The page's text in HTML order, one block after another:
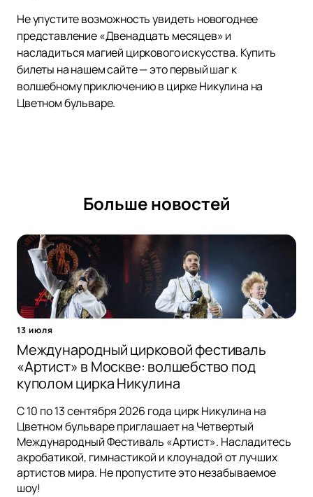
Не упустите возможность увидеть новогоднее
представление «Двенадцать месяцев» и
насладиться магией циркового искусства. Купить
билеты на нашем сайте — это первый шаг к
волшебному приключению в цирке Никулина на
Цветном бульваре.
Больше новостей
13 июля
Международный цирковой фестиваль
«Артист» в Москве: волшебство под
куполом цирка Никулина
С 10 по 13 сентября 2026 года цирк Никулина на
Цветном бульваре приглашает на Четвертый
Международный Фестиваль «Артист». Насладитесь
акробатикой, гимнастикой и клоунадой от лучших
артистов мира. Не пропустите это незабываемое
шоу!